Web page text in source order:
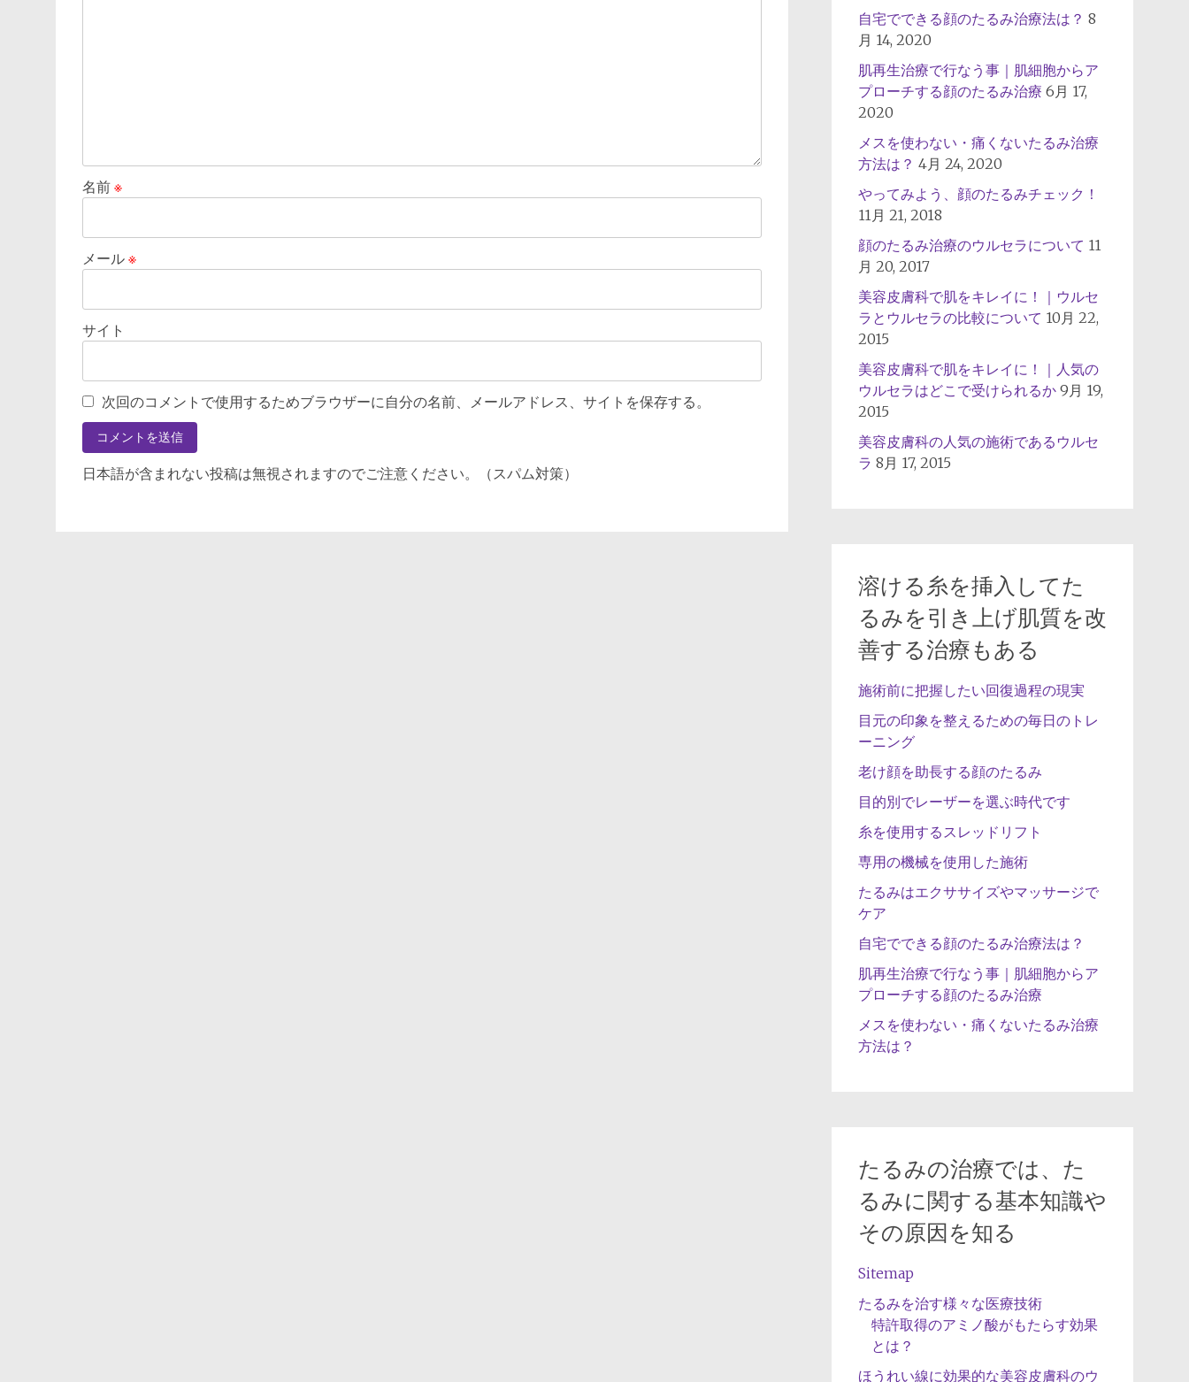
名前 ※
メール ※
サイト
次回のコメントで使用するためブラウザーに自分の名前、メールアドレス、サイトを保存する。
日本語が含まれない投稿は無視されますのでご注意ください。（スパム対策）
自宅でできる顔のたるみ治療法は？ 8
月 14, 2020
肌再生治療で行なう事｜肌細胞からア
プローチする顔のたるみ治療 6月 17,
2020
メスを使わない・痛くないたるみ治療
方法は？ 4月 24, 2020
やってみよう、顔のたるみチェック！
11月 21, 2018
顔のたるみ治療のウルセラについて 11
月 20, 2017
美容皮膚科で肌をキレイに！｜ウルセ
ラとウルセラの比較について 10月 22,
2015
美容皮膚科で肌をキレイに！｜人気の
ウルセラはどこで受けられるか 9月 19,
2015
美容皮膚科の人気の施術であるウルセ
ラ 8月 17, 2015
溶ける糸を挿入してた
るみを引き上げ肌質を改
善する治療もある
施術前に把握したい回復過程の現実
目元の印象を整えるための毎日のトレ
ーニング
老け顔を助長する顔のたるみ
目的別でレーザーを選ぶ時代です
糸を使用するスレッドリフト
専用の機械を使用した施術
たるみはエクササイズやマッサージで
ケア
自宅でできる顔のたるみ治療法は？
肌再生治療で行なう事｜肌細胞からア
プローチする顔のたるみ治療
メスを使わない・痛くないたるみ治療
方法は？
たるみの治療では、た
るみに関する基本知識や
その原因を知る
Sitemap
たるみを治す様々な医療技術
特許取得のアミノ酸がもたらす効果
とは？
ほうれい線に効果的な美容皮膚科のウ